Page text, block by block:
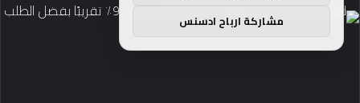
مشاركة ارباح ادسنس